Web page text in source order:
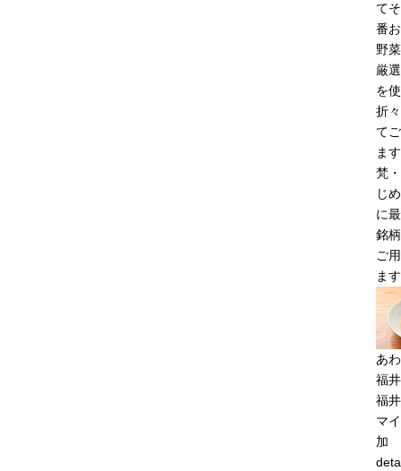
て
番
野
厳
を
折
て
ま
梵
じ
に
銘
ご
ま
あ
福
福
マ
加